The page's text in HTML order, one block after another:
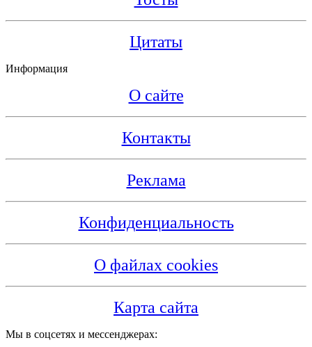
Цитаты
Информация
О сайте
Контакты
Реклама
Конфиденциальность
О файлах cookies
Карта сайта
Мы в соцсетях и мессенджерах: